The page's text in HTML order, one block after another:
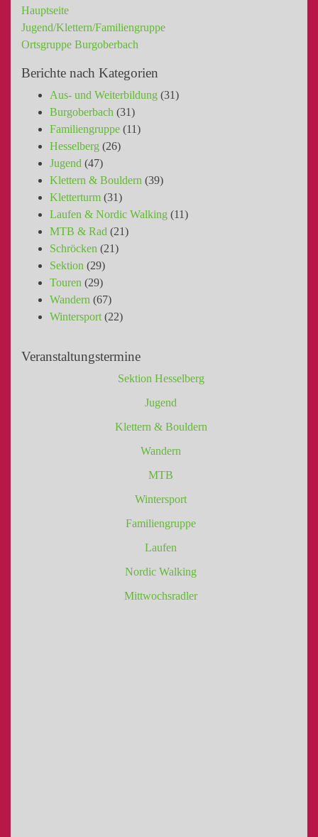
Hauptseite
Jugend/Klettern/Familiengruppe
Ortsgruppe Burgoberbach
Berichte nach Kategorien
Aus- und Weiterbildung (31)
Burgoberbach (31)
Familiengruppe (11)
Hesselberg (26)
Jugend (47)
Klettern & Bouldern (39)
Kletterturm (31)
Laufen & Nordic Walking (11)
MTB & Rad (21)
Schröcken (21)
Sektion (29)
Touren (29)
Wandern (67)
Wintersport (22)
Veranstaltungstermine
Sektion Hesselberg
Jugend
Klettern & Bouldern
Wandern
MTB
Wintersport
Familiengruppe
Laufen
Nordic Walking
Mittwochsradler